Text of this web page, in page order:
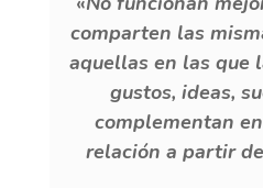
comparten las
aquellas en las que
gustos, ideas,
complementan
relación a partir